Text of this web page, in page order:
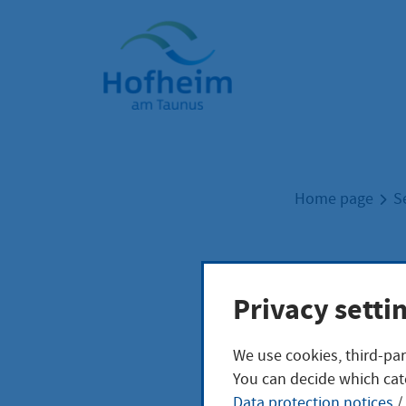
Home"
Home page
Privacy
We use cookies, third-
You can decide which